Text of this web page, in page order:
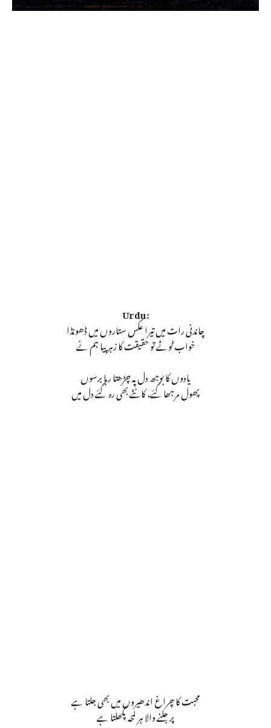
Urdu:
چاندنی رات میں تیرا عکس ستاروں میں ڈھونڈا
خواب ٹوٹے تو حقیقت کا زہر پیا ہم نے
یادوں کا بوجھ دل پہ چڑھتا رہا برسوں
پھول مرجھا گئے، کانٹے بھی رہ گئے دل میں
محبت کا چراغ اندھیروں میں بھی جلتا ہے
پر جلنے والا ہر لمحہ پگھلتا ہے